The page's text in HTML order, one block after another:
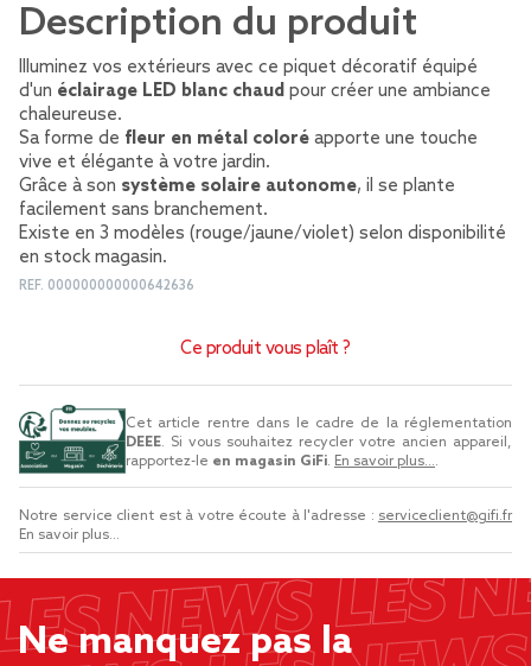
Description du produit
Illuminez vos extérieurs avec ce piquet décoratif équipé
d'un éclairage LED blanc chaud pour créer une ambiance
chaleureuse.
Sa forme de fleur en métal coloré apporte une touche
vive et élégante à votre jardin.
Grâce à son système solaire autonome, il se plante
facilement sans branchement.
Existe en 3 modèles (rouge/jaune/violet) selon disponibilité
en stock magasin.
REF. 000000000000642636
Ce produit vous plaît ?
Cet article rentre dans le cadre de la réglementation
DEEE. Si vous souhaitez recycler votre ancien appareil,
rapportez-le en magasin GiFi. En savoir plus....
Notre service client est à votre écoute à l'adresse : serviceclient@gifi.fr
En savoir plus...
Ne manquez pas la